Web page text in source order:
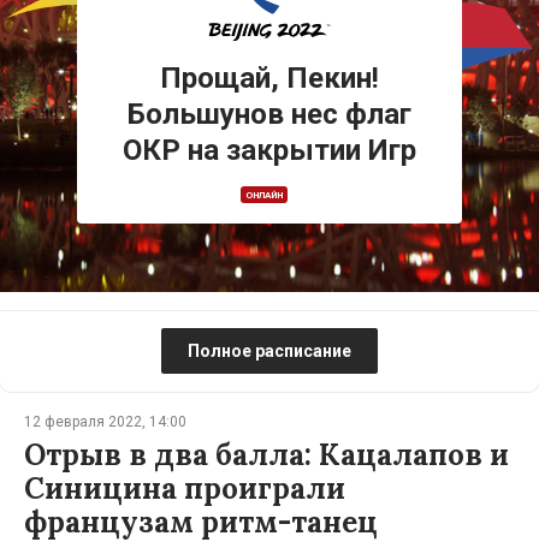
Прощай, Пекин!
Большунов нес флаг
ОКР на закрытии Игр
ОНЛАЙН
Полное расписание
12 февраля 2022, 14:00
Отрыв в два балла: Кацалапов и
Синицина проиграли
французам ритм-танец